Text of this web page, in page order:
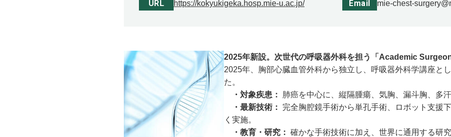
URL https://kokyukigeka.hosp.mie-u.ac.jp/ Email mie-chest-
2025年新設。次世代の呼吸器外科を担う「Academic
2025年、胸部心臓血管外科から独立し、呼吸器外科学講座と
た。
・対象疾患：
肺癌を中心に、縦隔腫瘍、気胸、漏斗胸、多
・最新技術：
完全胸腔鏡手術から単孔手術、ロボット支援
く実施。
・教育・研究： 確かな手術技術に加え、世界に通用する研